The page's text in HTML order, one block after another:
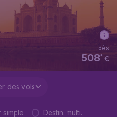
€
508*
dès
des vols
simple Destin. multi.